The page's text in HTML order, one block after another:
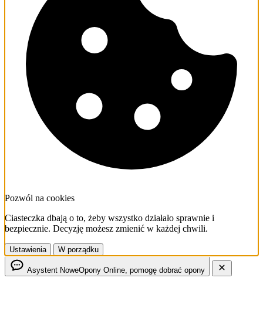
Pozwól na cookies
Ciasteczka dbają o to, żeby wszystko działało sprawnie i
bezpiecznie. Decyzję możesz zmienić w każdej chwili.
Ustawienia W porządku
Asystent NoweOpony Online, pomogę dobrać opony